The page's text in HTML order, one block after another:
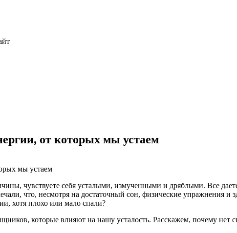
от которых мы устаем
чувствуете себя усталыми, измученными и дряблыми. Все
что, несмотря на достаточный сон, физические упражнения и
хотя плохо или мало спали?
которые влияют на нашу усталость. Расскажем, почему нет